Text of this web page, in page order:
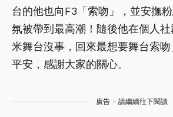
台的他也向F3「索吻」，並安撫
氛被帶到最高潮！隨後他在個人
米舞台沒事，回來最想要舞台索
平安，感謝大家的關心。
廣告 - 請繼續往下閱讀